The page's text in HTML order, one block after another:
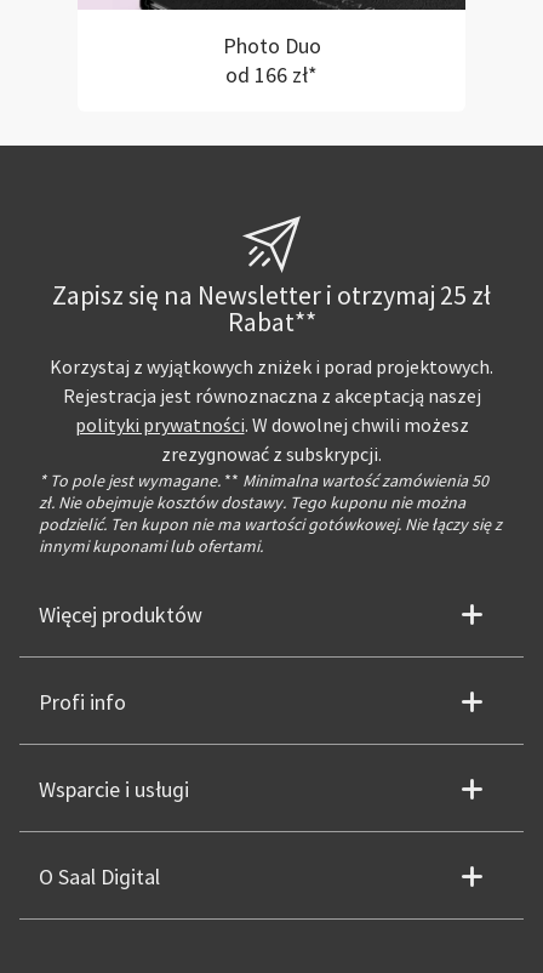
Photo Duo
od 166 zł*
Zapisz się na Newsletter i otrzymaj 25 zł
Rabat**
Korzystaj z wyjątkowych zniżek i porad projektowych.
Rejestracja jest równoznaczna z akceptacją naszej
polityki prywatności. W dowolnej chwili możesz
zrezygnować z subskrypcji.
* To pole jest wymagane. ** Minimalna wartość zamówienia 50
zł. Nie obejmuje kosztów dostawy. Tego kuponu nie można
podzielić. Ten kupon nie ma wartości gotówkowej. Nie łączy się z
innymi kuponami lub ofertami.
Więcej produktów
Profi info
Wsparcie i usługi
O Saal Digital